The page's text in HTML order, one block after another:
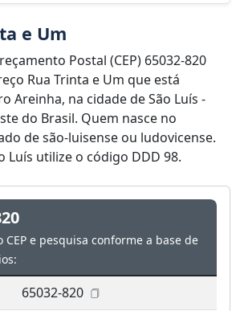
e Um
Postal (CEP) 65032-820
Rua Trinta e Um que está
Areinha, na cidade de São Luís -
do Brasil. Quem nasce no
de são-luisense ou ludovicense.
Luís utilize o código DDD 98.
CEP e pesquisa conforme a base de
65032-820